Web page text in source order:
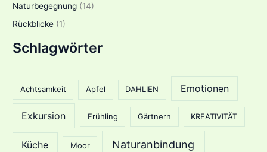
Naturbegegnung (14)
Rückblicke (1)
Schlagwörter
Achtsamkeit Apfel DAHLIEN Emotionen
Exkursion Frühling Gärtnern KREATIVITÄT
Küche Moor Naturanbindung